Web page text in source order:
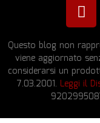
Questo blog non
viene aggiornato
considerarsi un
7.03.2001. Leggi il